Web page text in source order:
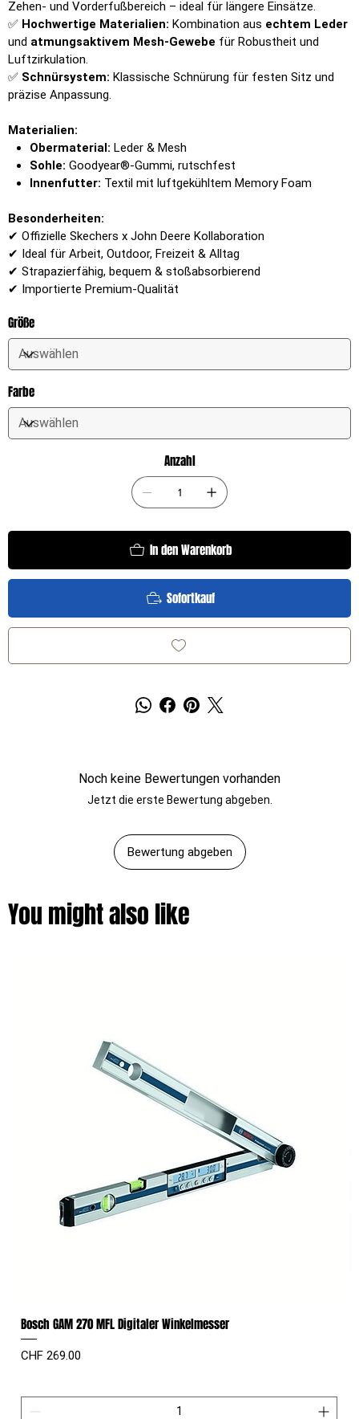
Zehen- und Vorderfußbereich – ideal für längere Einsätze.
✅ Hochwertige Materialien: Kombination aus echtem Leder
und atmungsaktivem Mesh-Gewebe für Robustheit und
Luftzirkulation.
✅ Schnürsystem: Klassische Schnürung für festen Sitz und
präzise Anpassung.
Materialien:
Obermaterial: Leder & Mesh
Sohle: Goodyear®-Gummi, rutschfest
Innenfutter: Textil mit luftgekühltem Memory Foam
Besonderheiten:
✔ Offizielle Skechers x John Deere Kollaboration
✔ Ideal für Arbeit, Outdoor, Freizeit & Alltag
✔ Strapazierfähig, bequem & stoßabsorbierend
✔ Importierte Premium-Qualität
Größe
Farbe
Anzahl
In den Warenkorb
Sofortkauf
Noch keine Bewertungen vorhanden
Jetzt die erste Bewertung abgeben.
Bewertung abgeben
You might also like
Bosch GAM 270 MFL Digitaler Winkelmesser
Preis
CHF 269.00